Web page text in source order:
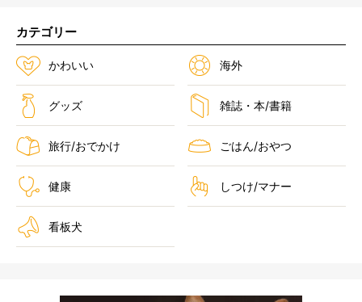
カテゴリー
かわいい 海外
グッズ 雑誌・本/書籍
旅行/おでかけ ごはん/おやつ
健康 しつけ/マナー
看板犬